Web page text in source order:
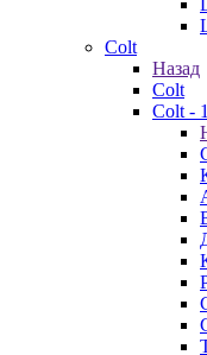
Colt
Назад
Colt
Colt -